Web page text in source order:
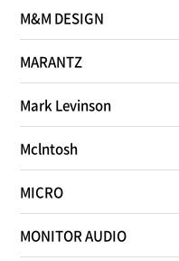
M&M DESIGN
MARANTZ
Mark Levinson
Mclntosh
MICRO
MONITOR AUDIO